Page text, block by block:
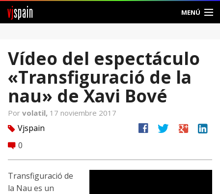
vjspain MENÚ
Foros
Noticias
Ayuda
Entrar
Vídeo del espectáculo
«Transfiguració de la
nau» de Xavi Bové
Por volatil, 17 noviembre 2017
tag Vjspain
comment 0
facebook twitter google linkedin
Transfiguració de
la Nau es un